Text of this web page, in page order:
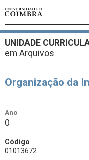
UNIDADE
em Arquivos
Organização da
Ano
0
Código
01013672